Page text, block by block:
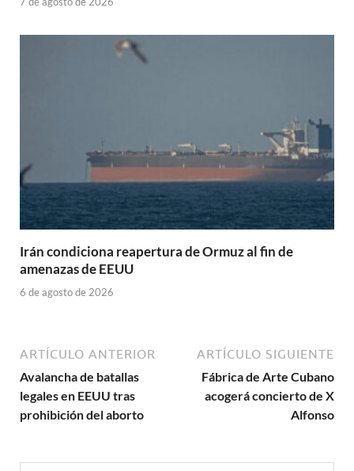
Irán condiciona reapertura de Ormuz al fin de
amenazas de EEUU
6 de agosto de 2026
ARTÍCULO ANTERIOR
Avalancha de batallas
legales en EEUU tras
prohibición del aborto
ARTÍCULO SIGUIENTE
Fábrica de Arte Cubano
acogerá concierto de X
Alfonso